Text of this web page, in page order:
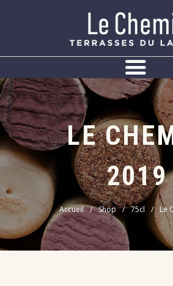
LE
2019
Accueil Shop 75cl Le